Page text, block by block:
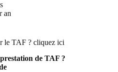
an
le TAF ? cliquez ici
de TAF ?